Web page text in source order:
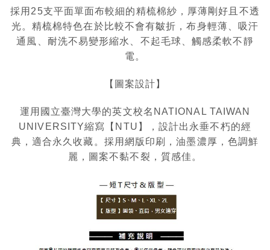
採用25支平面單面布較細的精梳棉紗，厚薄剛好且不透
光。精梳棉特色在於比較不會有皺折，布身輕薄、吸汗
通風、耐洗不易變形縮水、不起毛球、觸感柔軟不靜
電。
【圖案設計】
運用國立臺灣大學的英文校名NATIONAL TAIWAN
UNIVERSITY縮寫【NTU】，設計出永垂不朽的經
典，適合永久收藏。採用網版印刷，油墨濃厚，色調鮮
麗，圖案不黏不裂，質感佳。